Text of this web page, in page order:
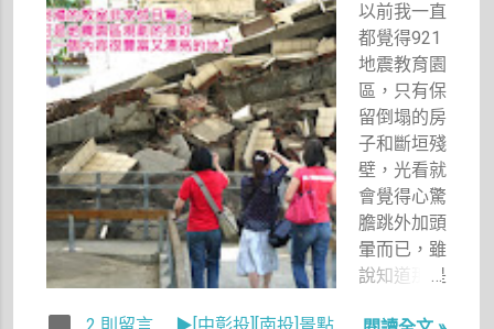
馬上按耐不
住蠢蠢欲動
的心，穿上
衣服奔出門
去，開著車
直往中和
去。 一到
津味，感覺
店面滿新
的，好像不
太像之前路
過看到的店
嗶啵。因為
阿成為了玩
遊戲申請很
多不同帳
號，有天他
心血來潮把
其中一個帳
號的名字取
為嗶啵，從
此這個名字
常在我們的
以前我一直
都覺得921
地震教育園
區，只有保
留倒塌的房
子和斷垣殘
壁，光看就
會覺得心驚
膽跳外加頭
暈而已，雖
說知道那是